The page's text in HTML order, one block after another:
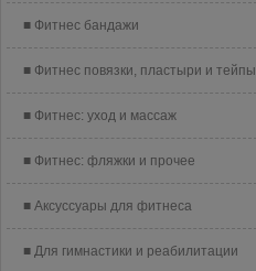
Фитнес бандажи
Фитнес повязки, пластыри и тейпы
Фитнес: уход и массаж
Фитнес: фляжки и прочее
Аксуссуары для фитнеса
Для гимнастики и реабилитации